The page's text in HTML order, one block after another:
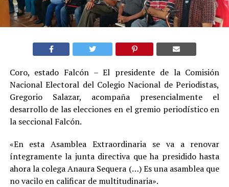
Coro, estado Falcón – El presidente de la Comisión
Nacional Electoral del Colegio Nacional de Periodistas,
Gregorio Salazar, acompaña presencialmente el
desarrollo de las elecciones en el gremio periodístico en
la seccional Falcón.
«En esta Asamblea Extraordinaria se va a renovar
íntegramente la junta directiva que ha presidido hasta
ahora la colega Anaura Sequera (…) Es una asamblea que
no vacilo en calificar de multitudinaria».